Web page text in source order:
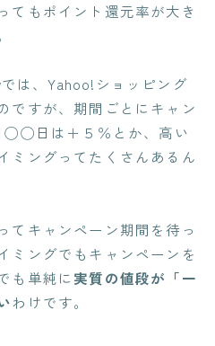
てもポイント還元率が大き
は、Yahoo!ショッピング
ですが、期間ごとにキャン
◯◯日は＋５％とか、高い
ミングってたくさんあるん
てキャンペーン期間を待っ
ミングでもキャンペーンを
も単純に 実質の値段が「一
わけです。